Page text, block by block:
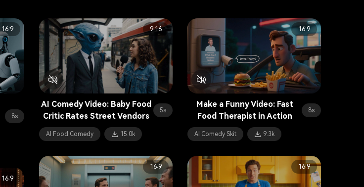
16:9
8s
9:16
AI Comedy Video: Baby Food
Critic Rates Street Vendors
5s
AI Food Comedy 15.0k
16:9
Make a Funny Video: Fast
Food Therapist in Action
8s
AI Comedy Skit 9.3k
16:9 16:9
16:9